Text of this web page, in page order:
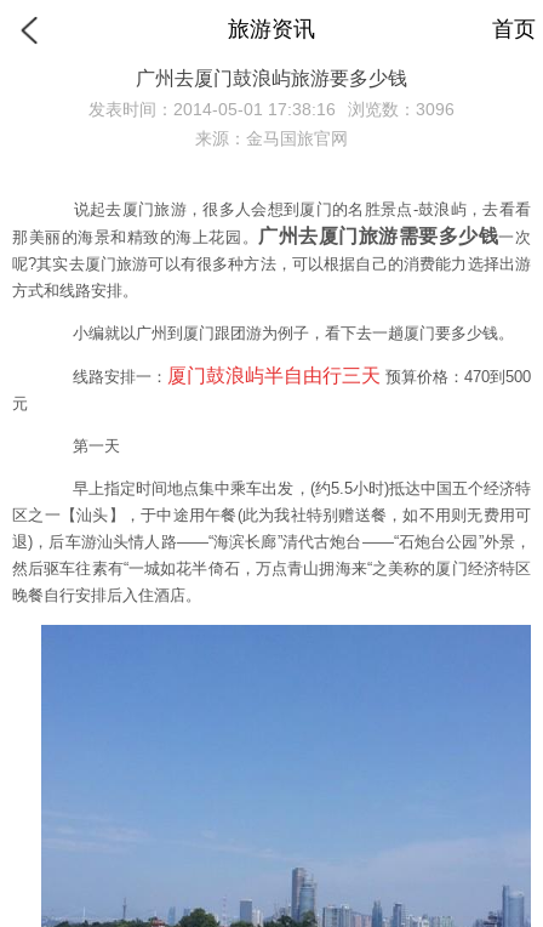
旅游资讯 首页
广州去厦门鼓浪屿旅游要多少钱
发表时间：2014-05-01 17:38:16
浏览数：3096
来源：金马国旅官网
说起去厦门旅游，很多人会想到厦门的名胜景点-鼓浪屿，去看看
那美丽的海景和精致的海上花园。
广州去厦门旅游需要多少钱一次
呢?其实去厦门旅游可以有很多种方法，可以根据自己的消费能力选择出游
方式和线路安排。
小编就以广州到厦门跟团游为例子，看下去一趟厦门要多少钱。
线路安排一： 厦门鼓浪屿半自由行三天 预算价格：470到500
元
第一天
早上指定时间地点集中乘车出发，(约5.5小时)抵达中国五个经济特
区之一【汕头】，于中途用午餐(此为我社特别赠送餐，如不用则无费用可
退)，后车游汕头情人路——“海滨长廊”清代古炮台——“石炮台公园”外景，
然后驱车往素有“一城如花半倚石，万点青山拥海来“之美称的厦门经济特区
晚餐自行安排后入住酒店。